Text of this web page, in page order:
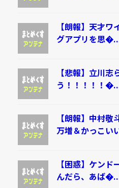
【朗報】天才
グアプリを思
【悲報】立川
う！！！！！
【朗報】中村
万増＆かっこい
【困惑】ケン
んだら、あば